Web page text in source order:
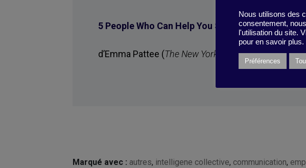
5 People Who Can Help You Strengthen Your
d’Emma Pattee (The New York Times, 4 octobre
Marqué avec : autres, intelligene collective, communication,
Nous utilisons des
consentement,
l'utilisation du site.
pour en savoir plus.
Préférences